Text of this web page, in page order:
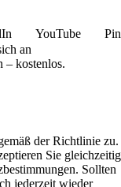
YouTube
an
– kostenlos.
der Richtlinie zu.
Sie gleichzeitig
Sollten
jederzeit wieder